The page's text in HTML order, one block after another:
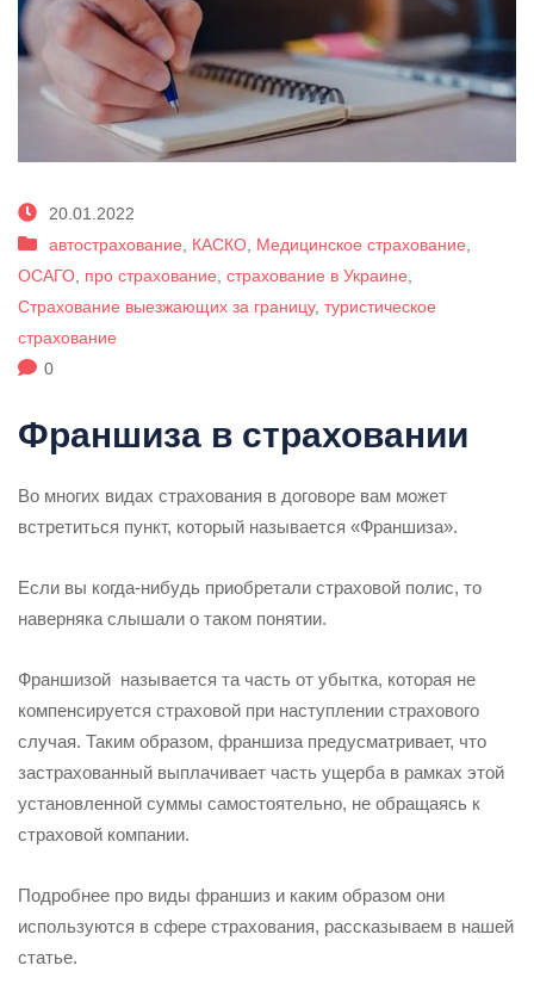
20.01.2022
автострахование
КАСКО Медицинское страхование
ОСАГО про страхование страхование в Украине
Страхование выезжающих за границу, туристическое
страхование
0
Франшиза в страховании
Во многих видах страхования в договоре вам может
встретиться пункт, который называется «Франшиза».
Если вы когда-нибудь приобретали страховой полис, то
наверняка слышали о таком понятии.
Франшизой называется та часть от убытка, которая не
компенсируется страховой при наступлении страхового
случая. Таким образом, франшиза предусматривает, что
застрахованный выплачивает часть ущерба в рамках этой
установленной суммы самостоятельно, не обращаясь к
страховой компании.
Подробнее про виды франшиз и каким образом они
используются в сфере страхования, рассказываем в нашей
статье.